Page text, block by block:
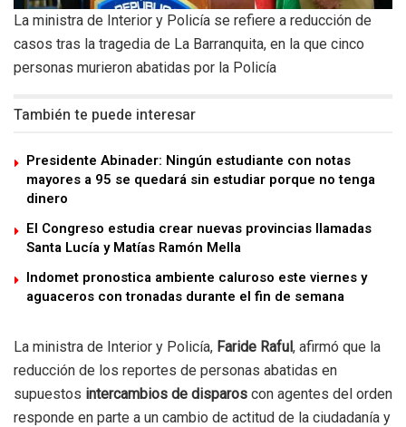
La ministra de Interior y Policía se refiere a reducción de
casos tras la tragedia de La Barranquita, en la que cinco
personas murieron abatidas por la Policía
También te puede interesar
Presidente Abinader: Ningún estudiante con notas
mayores a 95 se quedará sin estudiar porque no tenga
dinero
El Congreso estudia crear nuevas provincias llamadas
Santa Lucía y Matías Ramón Mella
Indomet pronostica ambiente caluroso este viernes y
aguaceros con tronadas durante el fin de semana
La ministra de Interior y Policía, Faride Raful, afirmó que la
reducción de los reportes de personas abatidas en
supuestos intercambios de disparos con agentes del orden
responde en parte a un cambio de actitud de la ciudadanía y